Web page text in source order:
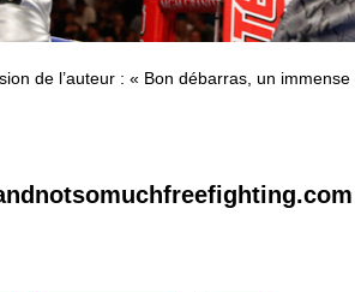
de l’auteur : « Bon débarras, un immense